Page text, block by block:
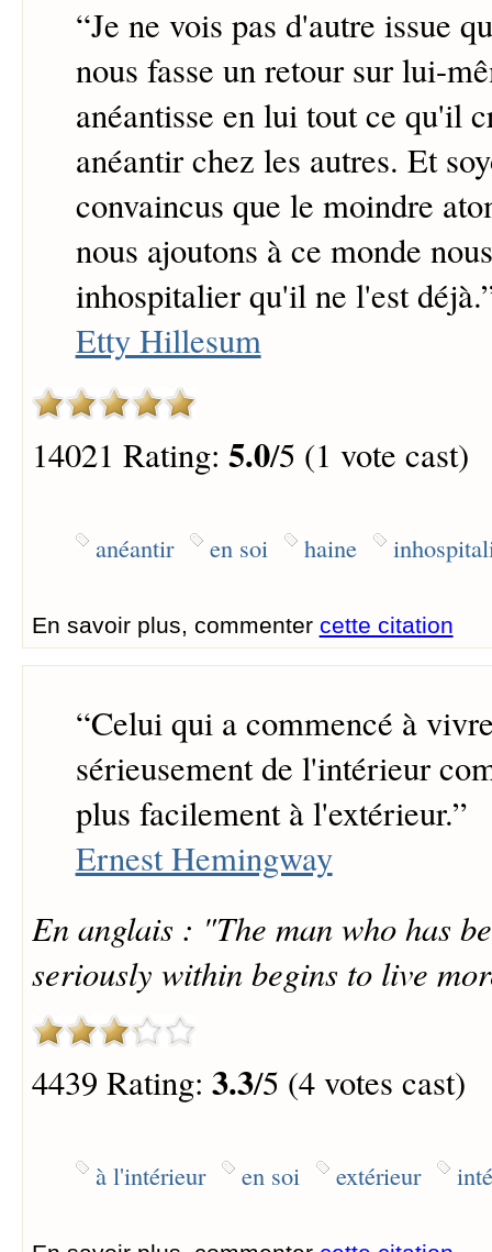
“Je ne vois pas d'autre issue
nous fasse un retour sur lui-
anéantisse en lui tout ce qu'il
anéantir chez les autres. Et
convaincus que le moindre
nous ajoutons à ce monde
inhospitalier qu'il ne l'est déjà.
Etty Hillesum
14021 Rating: 5.0/5 (1 vote cast)
anéantir en soi haine
En savoir plus, commenter cette citation
“Celui qui a commencé à
sérieusement de l'intérieur
plus facilement à l'extérieur.”
Ernest Hemingway
En anglais : "The man who has
seriously within begins to live
4439 Rating: 3.3/5 (4 votes cast)
à l'intérieur en soi extérieur